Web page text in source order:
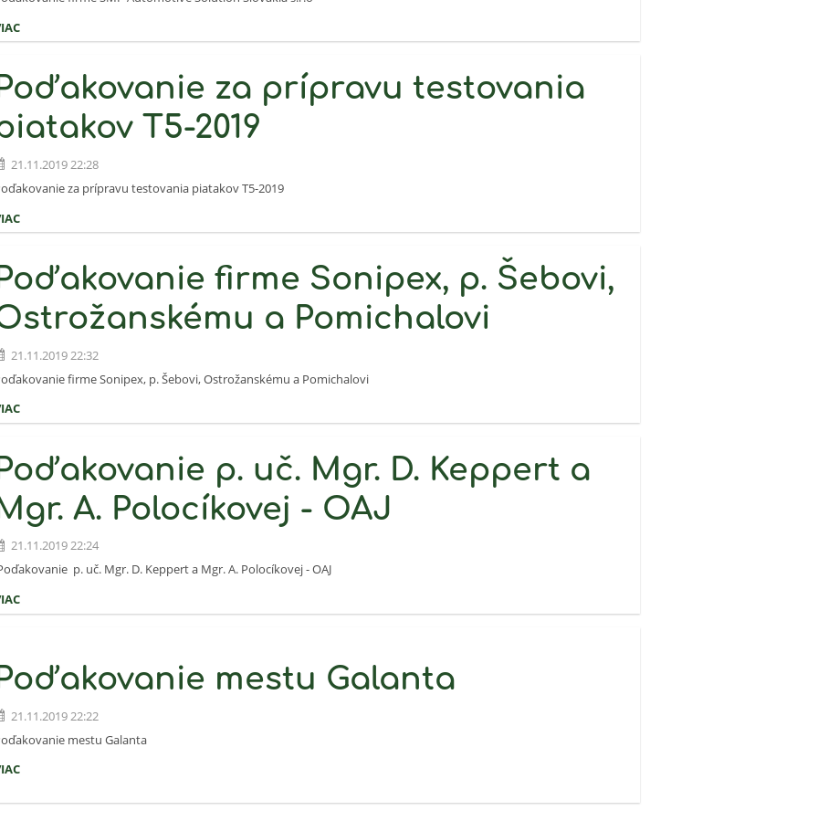
za prípravu testovania
T5-2019
21.11.2019 22:28
za prípravu testovania piatakov T5-2019
firme Sonipex, p. Šebovi,
a Pomichalovi
21.11.2019 22:32
firme Sonipex, p. Šebovi, Ostrožanskému a Pomichalovi
p. uč. Mgr. D. Keppert a
A. Polocíkovej - OAJ
21.11.2019 22:24
p. uč. Mgr. D. Keppert a Mgr. A. Polocíkovej - OAJ
mestu Galanta
21.11.2019 22:22
mestu Galanta